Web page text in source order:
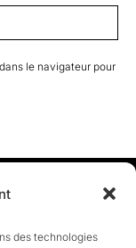
des technologies
le navigateur pour
de